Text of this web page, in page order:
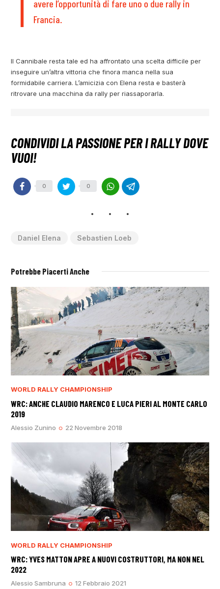
avere l’opportunità di fare uno o due rally in
Francia.
Il Cannibale resta tale ed ha affrontato una scelta difficile per
inseguire un’altra vittoria che finora manca nella sua
formidabile carriera. L’amicizia con Elena resta e basterà
ritrovare una macchina da rally per riassaporarla.
0 0
Daniel Elena Sebastien Loeb
Potrebbe Piacerti Anche
WORLD RALLY CHAMPIONSHIP
WRC: ANCHE CLAUDIO MARENCO E LUCA PIERI AL MONTE CARLO
2019
Alessio Zunino 22 Novembre 2018
WORLD RALLY CHAMPIONSHIP
WRC: YVES MATTON APRE A NUOVI COSTRUTTORI, MA NON NEL
2022
Alessio Sambruna 12 Febbraio 2021